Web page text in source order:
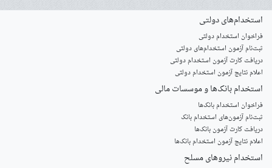
استخدام‌های دولتی
فراخوان استخدام دولتی
ثبت‌نام آزمون‌ استخدام‌های دولتی
دریافت کارت آزمون استخدام دولتی
اعلام نتایج آزمون استخدام دولتی
استخدام‌ بانک‌ها و موسسات مالی
فراخوان استخدام بانک‌ها
‌ثبت‌نام آزمون‌های استخدام بانک
دریافت کارت آزمون بانک‌ها
اعلام نتایج آزمون استخدام بانک‌ها
استخدام‌ نیروهای مسلح